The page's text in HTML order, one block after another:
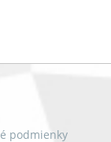
podmienky